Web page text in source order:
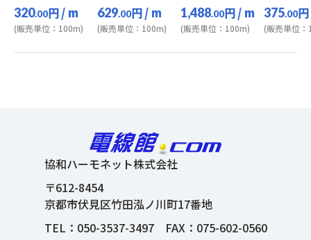
320.00円/ m
(販売単位：100m)
629.00円/ m
(販売単位：100m)
1,488.00円/ m
(販売単位：100m)
375.00円
(販売単位
協和ハーモネット株式会社
〒612-8454
京都市伏見区竹田泓ノ川町17番地
TEL： 050-3537-3497FAX：075-602-0560